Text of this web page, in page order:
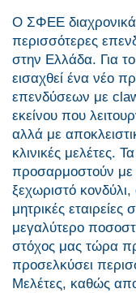
Ο ΣΦΕΕ
περισσότερες
στην Ελλάδα. Για
εισαχθεί ένα νέο
επενδύσεων με
εκείνου που
αλλά με
κλινικές μελέτες.
προσαρμοστούν με
ξεχωριστό
μητρικές
μεγαλύτερο
στόχος μας τώρα
προσελκύσει
Μελέτες, καθώς